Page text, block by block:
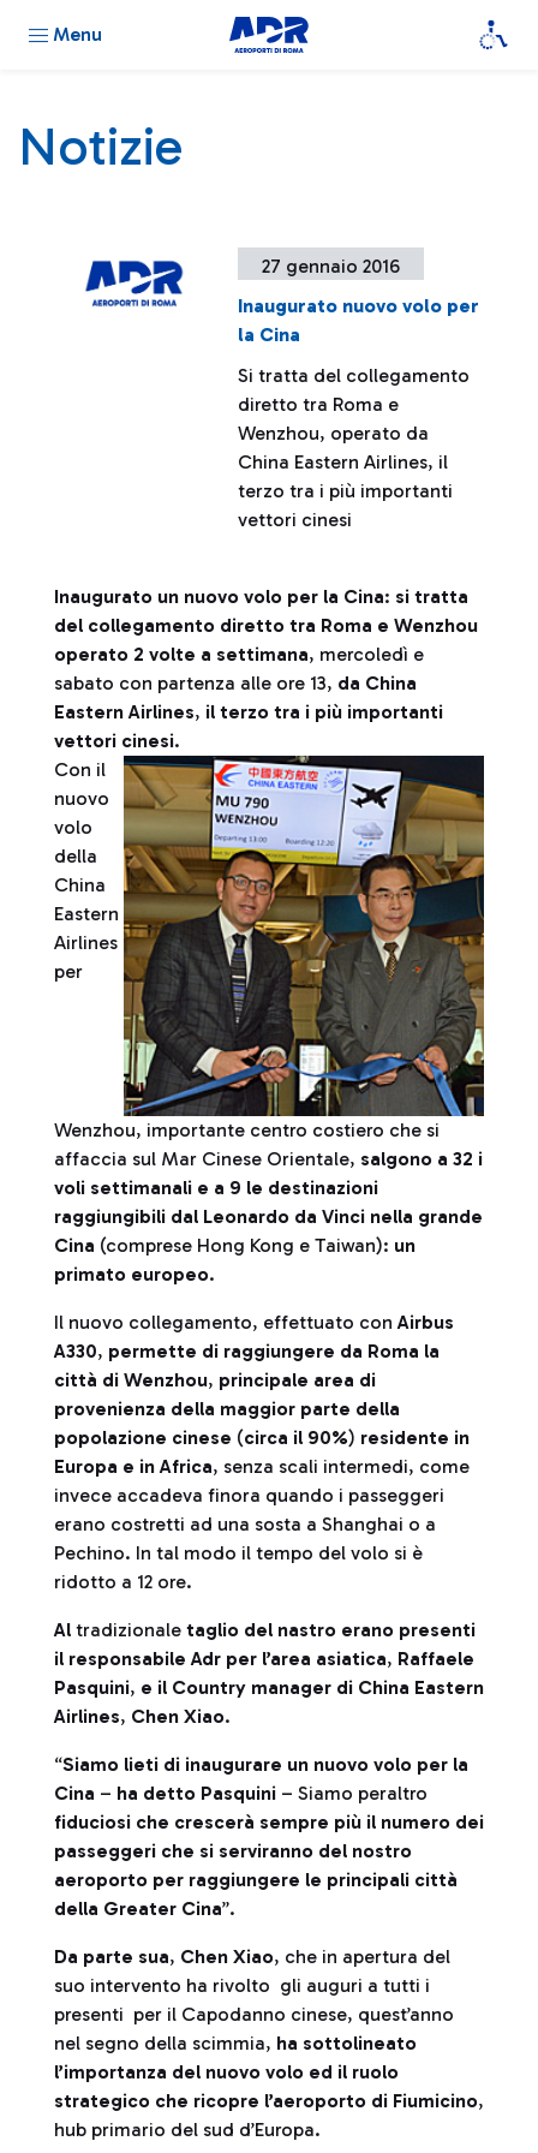
Menu
Notizie
27 gennaio 2016
Inaugurato nuovo volo per
la Cina
Si tratta del collegamento
diretto tra Roma e
Wenzhou, operato da
China Eastern Airlines, il
terzo tra i più importanti
vettori cinesi
Inaugurato un nuovo volo per la Cina: si tratta
del collegamento diretto tra Roma e Wenzhou
operato 2 volte a settimana, mercoledì e
sabato con partenza alle ore 13, da China
Eastern Airlines, il terzo tra i più importanti
vettori cinesi.
Con il
nuovo
volo
della
China
Eastern
Airlines
per
Wenzhou, importante centro costiero che si
affaccia sul Mar Cinese Orientale, salgono a 32 i
voli settimanali e a 9 le destinazioni
raggiungibili dal Leonardo da Vinci nella grande
Cina (comprese Hong Kong e Taiwan): un
primato europeo.
Il nuovo collegamento, effettuato conAirbus
A330, permette di raggiungere da Roma la
città di Wenzhou, principale area di
provenienza della maggior parte della
popolazione cinese (circa il 90%) residente in
Europa e in Africa, senza scali intermedi, come
invece accadeva finora quando i passeggeri
erano costretti ad una sosta a Shanghai o a
Pechino. In tal modo il tempo del volo si è
ridotto a 12 ore.
Al tradizionale taglio del nastro erano presenti
il responsabile Adr per l’area asiatica, Raffaele
Pasquini, e il Country manager di China Eastern
Airlines, Chen Xiao.
“Siamo lieti di inaugurare un nuovo volo per la
Cina – ha detto Pasquini – Siamo peraltro
fiduciosi che crescerà sempre più il numero dei
passeggeri che si serviranno del nostro
aeroporto per raggiungere le principali città
della Greater Cina”.
Da parte sua, Chen Xiao, che in apertura del
suo intervento ha rivolto gli auguri a tutti i
presenti per il Capodanno cinese, quest’anno
nel segno della scimmia, ha sottolineato
l’importanza del nuovo volo ed il ruolo
strategico che ricopre l’aeroporto di Fiumicino,
hub primario del sud d’Europa.